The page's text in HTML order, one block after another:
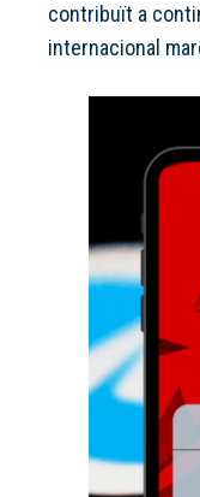
contribuït a
internacional